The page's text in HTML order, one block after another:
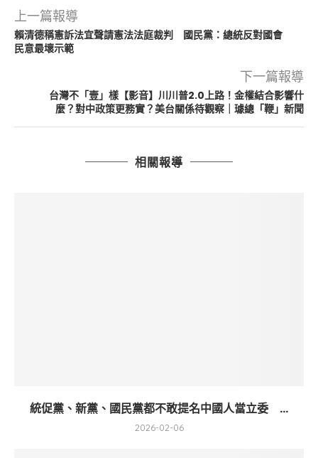
上一篇報導
賴清德稱憲訴法宜聲請憲法法庭裁判 國民黨：總統反對國會
民意最壞示範
下一篇報導
台灣不「壹」樣【影音】川川普2.0上路！金權結合影響什
麼？對中政策更務實？美台關係待觀察｜璩總「鞭」新聞
相關報導
統促黨、新黨、國民黨都不敢提名中國人當立委 ...
2026-02-06